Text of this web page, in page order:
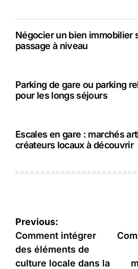
Négocier un bien immobilier
passage à niveau
Parking de gare ou parking
pour les longs séjours
Escales en gare : marchés
créateurs locaux à découvrir
Navigation
de
l’article
Previous:
Comment intégrer
des éléments de
culture locale dans la